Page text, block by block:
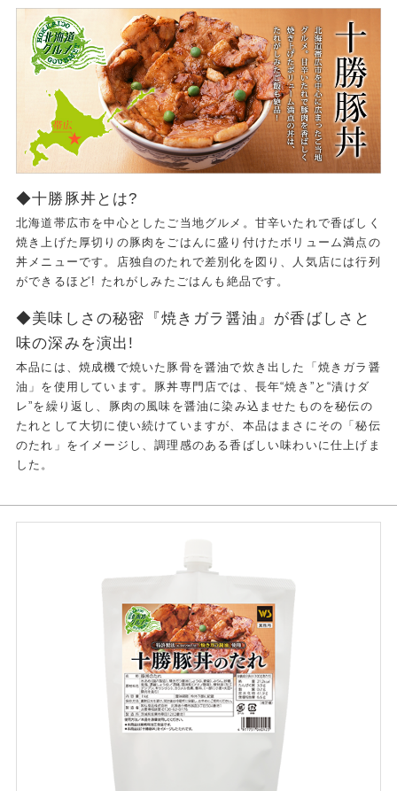
◆十勝豚丼とは?
北海道帯広市を中心としたご当地グルメ。甘辛いたれで香ばしく
焼き上げた厚切りの豚肉をごはんに盛り付けたボリューム満点の
丼メニューです。店独自のたれで差別化を図り、人気店には行列
ができるほど! たれがしみたごはんも絶品です。
◆美味しさの秘密『焼きガラ醤油』が香ばしさと
味の深みを演出!
本品には、焼成機で焼いた豚骨を醤油で炊き出した「焼きガラ醤
油」を使用しています。豚丼専門店では、長年“焼き”と“漬けダ
レ”を繰り返し、豚肉の風味を醤油に染み込ませたものを秘伝の
たれとして大切に使い続けていますが、本品はまさにその「秘伝
のたれ」をイメージし、調理感のある香ばしい味わいに仕上げま
した。